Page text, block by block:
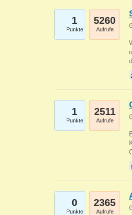
1
Punkte
5260
Aufrufe
1
Punkte
2511
Aufrufe
0
Punkte
2365
Aufrufe